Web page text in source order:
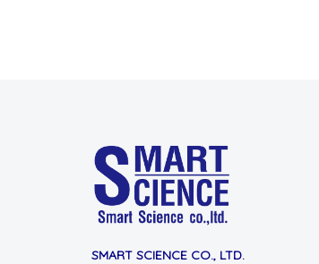
SMART SCIENCE CO., LTD.